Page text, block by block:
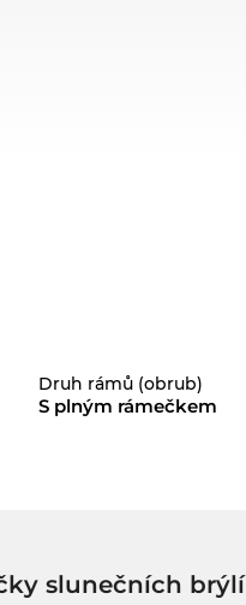
Druh rámů (obrub)
S plným rámečkem
slunečních brýlí